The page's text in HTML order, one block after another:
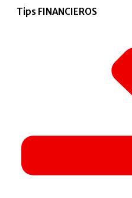
Tips FINANCIEROS